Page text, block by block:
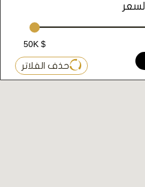
السعر
50K $
حذف الفلاتر